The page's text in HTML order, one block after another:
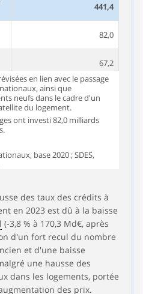
441,4
82,0
67,2
170,3
en lien avec le passage
ainsi que
neufs dans le cadre d'un
du logement.
ont investi 82,0 milliards
base 2020 ; SDES,
des taux des crédits à
en 2023 est dû à la baisse
(-3,8 % à 170,3 Md€, après
d'un fort recul du nombre
et d'une baisse
une hausse des
dans les logements, portée
des prix.